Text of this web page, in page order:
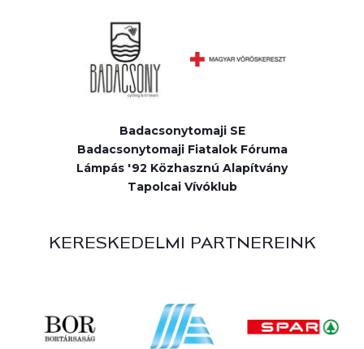
Badacsonytomaji SE
Badacsonytomaji Fiatalok Fóruma
Lámpás '92 Közhasznú Alapítvány
Tapolcai Vívóklub
KERESKEDELMI PARTNEREINK